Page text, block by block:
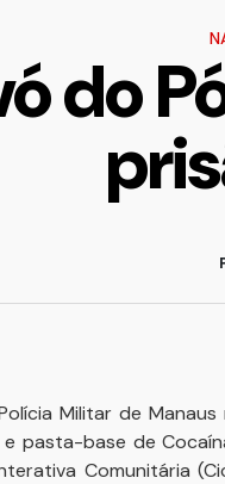
do
Militar de
pasta-base de
Comunitária